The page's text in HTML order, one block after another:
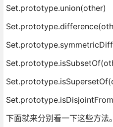
Set.prototype.union(other)
下面就来分别看一下这些方法。